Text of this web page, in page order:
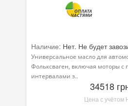
Наличие: Нет. Не будет
Универсальное масло для
Фольксваген, включая моторы с
интервалами з..
34518
Цена с учётом